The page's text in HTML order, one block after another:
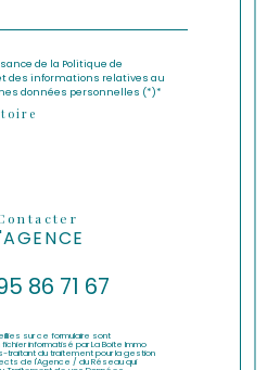
de la Politique de
des informations relatives au
données personnelles (*)*
contacter
86 71 67
sur ce formulaire sont
informatisé par La Boite Immo
traitant du traitement pour la gestion
de l'Agence / du Réseau qui